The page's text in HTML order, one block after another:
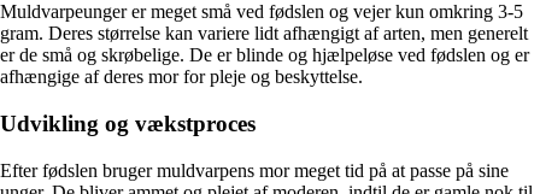
Muldvarpeunger er meget små ved fødslen og vejer kun omkring 3-5
gram. Deres størrelse kan variere lidt afhængigt af arten, men generelt
er de små og skrøbelige. De er blinde og hjælpeløse ved fødslen og er
afhængige af deres mor for pleje og beskyttelse.
Udvikling og vækstproces
Efter fødslen bruger muldvarpens mor meget tid på at passe på sine